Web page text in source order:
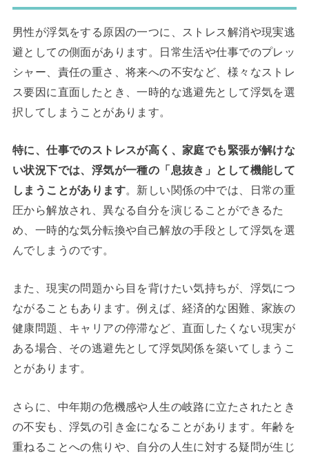
男性が浮気をする原因の一つに、ストレス解消や現実逃
避としての側面があります。日常生活や仕事でのプレッ
シャー、責任の重さ、将来への不安など、様々なストレ
ス要因に直面したとき、一時的な逃避先として浮気を選
択してしまうことがあります。
特に、仕事でのストレスが高く、家庭でも緊張が解けな
い状況下では、浮気が一種の「息抜き」として機能して
しまうことがあります。新しい関係の中では、日常の重
圧から解放され、異なる自分を演じることができるた
め、一時的な気分転換や自己解放の手段として浮気を選
んでしまうのです。
また、現実の問題から目を背けたい気持ちが、浮気につ
ながることもあります。例えば、経済的な困難、家族の
健康問題、キャリアの停滞など、直面したくない現実が
ある場合、その逃避先として浮気関係を築いてしまうこ
とがあります。
さらに、中年期の危機感や人生の岐路に立たされたとき
の不安も、浮気の引き金になることがあります。年齢を
重ねることへの焦りや、自分の人生に対する疑問が生じ